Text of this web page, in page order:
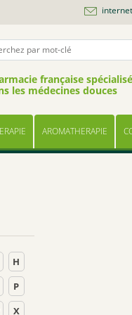
française
les médecines douces
AROMATHERAPIE
H
P
X